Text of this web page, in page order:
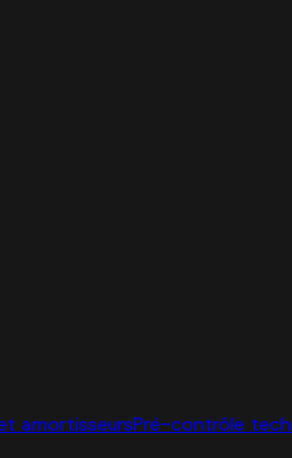
amortisseursPré-contrôle